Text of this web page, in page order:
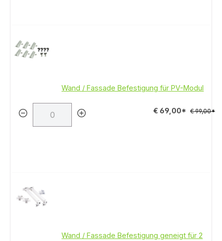
Wand / Fassade Befestigung für PV-Modul
€ 69,00* € 99,00*
Wand / Fassade Befestigung geneigt für 2